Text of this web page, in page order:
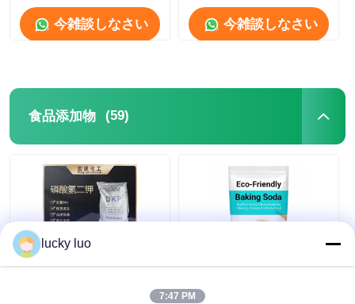
日常用化学物質
今雑談しなさい 今雑談しなさい
食品添加物 (59)
キングソーダ GRAS
lucky luo
7:47 PM